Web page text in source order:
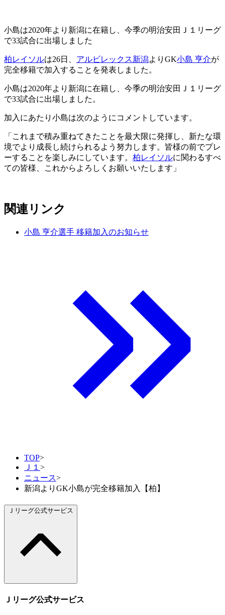
小島は2020年より新潟に在籍し、今季の明治安田Ｊ１リーグ
で33試合に出場しました
柏レイソルは26日、 アルビレックス新潟よりGK小島 亨介が
完全移籍で加入することを発表しました。
小島は2020年より新潟に在籍し、今季の明治安田Ｊ１リーグ
で33試合に出場しました。
加入にあたり小島は次のようにコメントしています。
「これまで積み重ねてきたことを最大限に発揮し、新たな環
境でより成長し続けられるよう努力します。皆様の前でプレ
ーすることを楽しみにしています。 柏レイソルに関わるすべ
ての皆様、これからよろしくお願いいたします」
関連リンク
小島 亨介選手 移籍加入のお知らせ
TOP>
Ｊ１ >
ニュース>
新潟よりGK小島が完全移籍加入【柏】
Ｊリーグ公式サービス
Ｊリーグ公式サービス